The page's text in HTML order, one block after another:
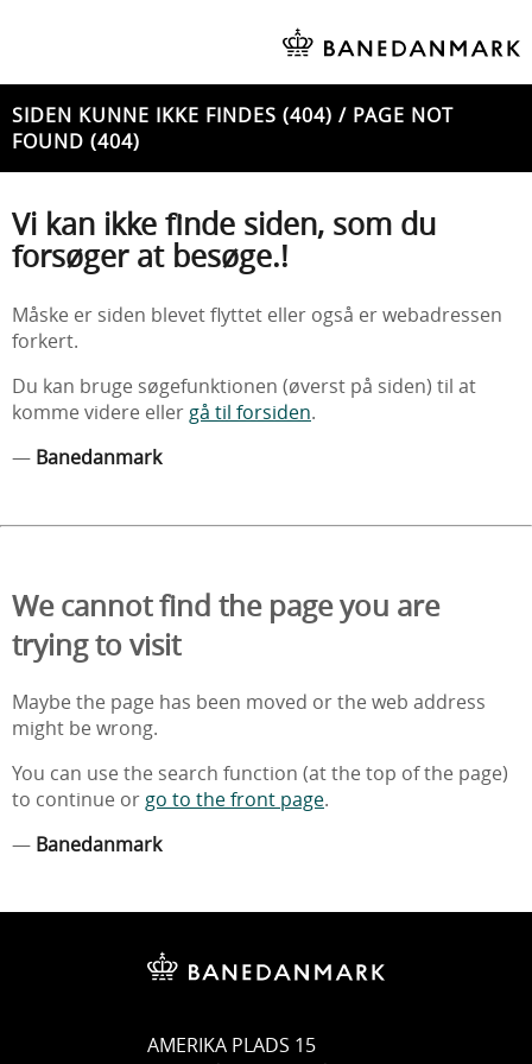
SIDEN KUNNE IKKE FINDES (404) / PAGE NOT
FOUND (404)
Vi kan ikke finde siden, som du
forsøger at besøge.!
Måske er siden blevet flyttet eller også er webadressen
forkert.
Du kan bruge søgefunktionen (øverst på siden) til at
komme videre eller gå til forsiden.
— Banedanmark
We cannot find the page you are
trying to visit
Maybe the page has been moved or the web address
might be wrong.
You can use the search function (at the top of the page)
to continue or go to the front page.
— Banedanmark
AMERIKA PLADS 15